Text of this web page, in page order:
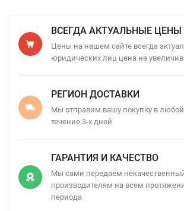
ВСЕГДА АКТУАЛЬНЫЕ ЦЕНЫ
Цены на нашем сайте всегда
юридических лиц цена не
РЕГИОН ДОСТАВКИ
Мы отправим вашу покупку в
течение 3-х дней
ГАРАНТИЯ И КАЧЕСТВО
Мы сами передаем
производителям на всем
периода